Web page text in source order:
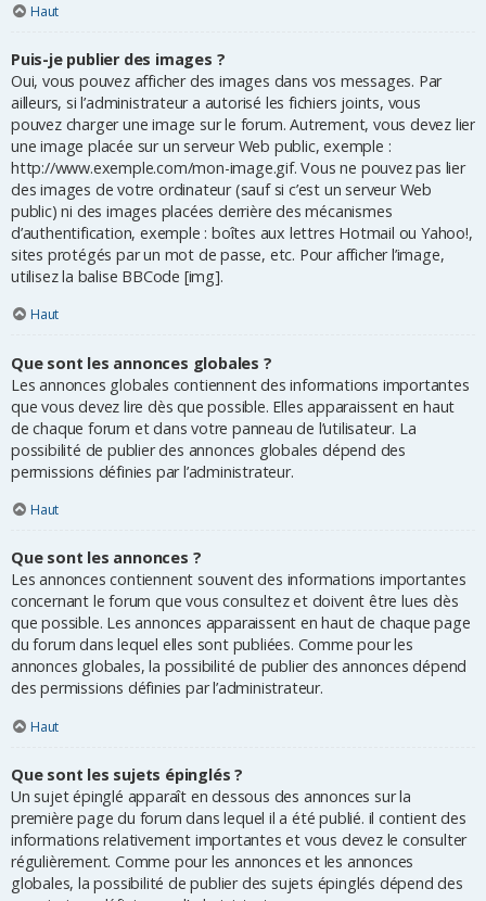
Haut
Puis-je publier des images ?
Oui, vous pouvez afficher des images dans vos messages. Par
ailleurs, si l’administrateur a autorisé les fichiers joints, vous
pouvez charger une image sur le forum. Autrement, vous devez lier
une image placée sur un serveur Web public, exemple :
http://www.exemple.com/mon-image.gif. Vous ne pouvez pas lier
des images de votre ordinateur (sauf si c’est un serveur Web
public) ni des images placées derrière des mécanismes
d’authentification, exemple : boîtes aux lettres Hotmail ou Yahoo!,
sites protégés par un mot de passe, etc. Pour afficher l’image,
utilisez la balise BBCode [img].
Haut
Que sont les annonces globales ?
Les annonces globales contiennent des informations importantes
que vous devez lire dès que possible. Elles apparaissent en haut
de chaque forum et dans votre panneau de l’utilisateur. La
possibilité de publier des annonces globales dépend des
permissions définies par l’administrateur.
Haut
Que sont les annonces ?
Les annonces contiennent souvent des informations importantes
concernant le forum que vous consultez et doivent être lues dès
que possible. Les annonces apparaissent en haut de chaque page
du forum dans lequel elles sont publiées. Comme pour les
annonces globales, la possibilité de publier des annonces dépend
des permissions définies par l’administrateur.
Haut
Que sont les sujets épinglés ?
Un sujet épinglé apparaît en dessous des annonces sur la
première page du forum dans lequel il a été publié. il contient des
informations relativement importantes et vous devez le consulter
régulièrement. Comme pour les annonces et les annonces
globales, la possibilité de publier des sujets épinglés dépend des